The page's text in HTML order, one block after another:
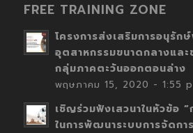
FREE TRAINING ZONE
โครงการส่งเสริมการอนุรัก
อุตสาหกรรมขนาดกลางและ
กลุ่มภาคตะวันออกตอนล่าง
พฤษภาคม 15, 2020 - 1:55
เชิญร่วมฟังเสวนาในหัวข้อ
ในการพัฒนาระบบการจัดกา